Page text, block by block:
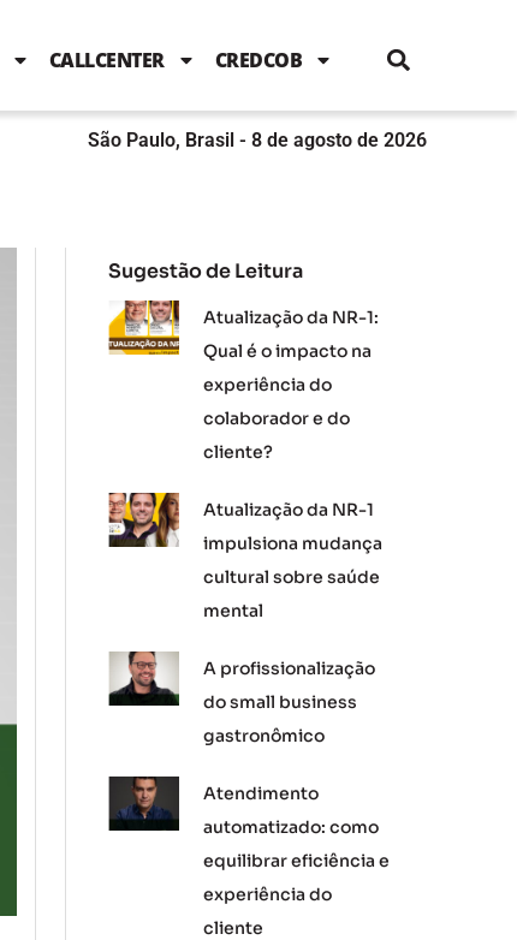
b
o
k
t
e
b
n
g
a
m
CALLCENTER CREDCOB
São Paulo, Brasil - 8 de agosto de 2026
Sugestão de Leitura
Atualização da NR-1:
Qual é o impacto na
experiência do
colaborador e do
cliente?
Atualização da NR-1
impulsiona mudança
cultural sobre saúde
mental
A profissionalização
do small business
gastronômico
Atendimento
automatizado: como
equilibrar eficiência e
experiência do
cliente